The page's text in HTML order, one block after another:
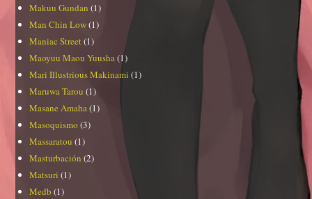
Makuu Gundan (1)
Man Chin Low(1)
Maniac Street (1)
Maoyuu Maou Yuusha (1)
Mari Illustrious Makinami (1)
Maruwa Tarou (1)
Masane Amaha (1)
Masoquismo (3)
Massaratou (1)
Masturbación (2)
Matsuri (1)
Medb (1)